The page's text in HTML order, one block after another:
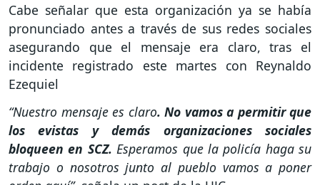
Cabe señalar que esta organización ya se había
pronunciado antes a través de sus redes sociales
asegurando que el mensaje era claro, tras el
incidente registrado este martes con Reynaldo
Ezequiel
“Nuestro mensaje es claro. No vamos a permitir que
los evistas y demás organizaciones
sociales
bloqueen en SCZ. Esperamos que la policía haga su
trabajo o nosotros junto al pueblo vamos a poner